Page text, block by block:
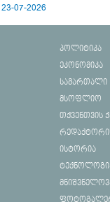
23-07-2026
პოლიტიკა
ეკონომიკა
სამართალი
მსოფლიო
თქვენთვის
ისტორია